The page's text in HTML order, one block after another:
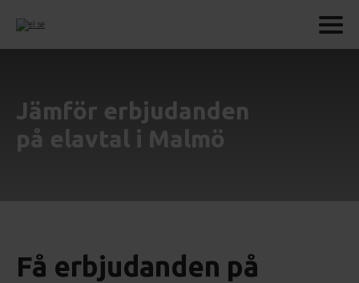
Jämför erbjudanden
på elavtal i Malmö
Få erbjudanden på